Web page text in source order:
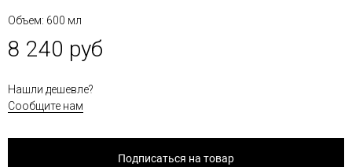
Объем: 600 мл
8 240 руб
Нашли дешевле?
Сообщите нам
Подписаться на товар